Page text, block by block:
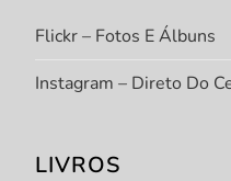
Flickr – Fotos E Álbuns
Instagram – Direto Do
LIVROS